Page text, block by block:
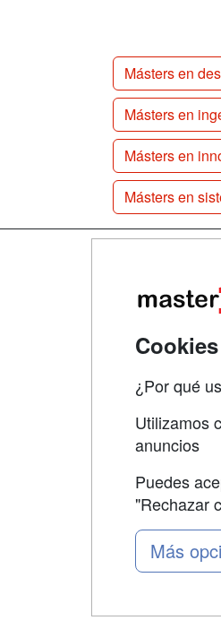
Másters en
Másters en
Másters en
Másters en
Grupo formazion:
Cookies
¿Por qué
Utilizamos
anuncios
Puedes
"Rechazar
Más